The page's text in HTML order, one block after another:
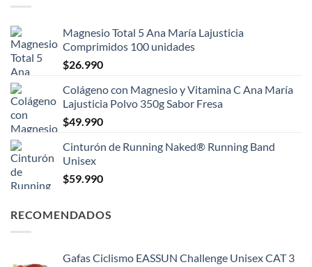
Magnesio Total 5 Ana María Lajusticia
Comprimidos 100 unidades
$26.990
Colágeno con Magnesio y Vitamina C Ana María
Lajusticia Polvo 350g Sabor Fresa
$49.990
Cinturón de Running Naked® Running Band
Unisex
$59.990
RECOMENDADOS
Gafas Ciclismo EASSUN Challenge Unisex CAT 3